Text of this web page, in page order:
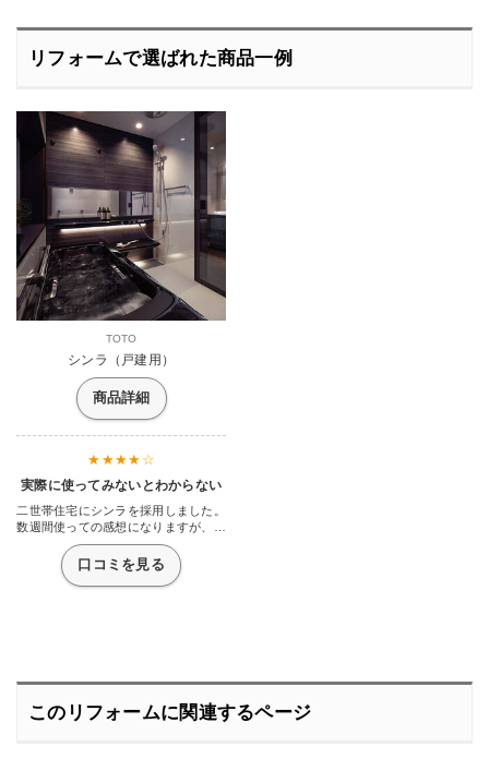
リフォームで選ばれた商品一例
TOTO
シンラ（戸建用）
商品詳細
実際に使ってみないとわからない
二世帯住宅にシンラを採用しました。
数週間使っての感想になりますが、見
た目はみなさんのおっしゃる通りなの
で何も言いません。文句無しに素晴ら
しいですよ。私が気になったのが浴槽
です。ずっと思っていたのですがちょ
ですが、平均な男性ならきついかもで
すね。また、床は柔らかくてクッショ
口コミを見る
このリフォームに関連するページ